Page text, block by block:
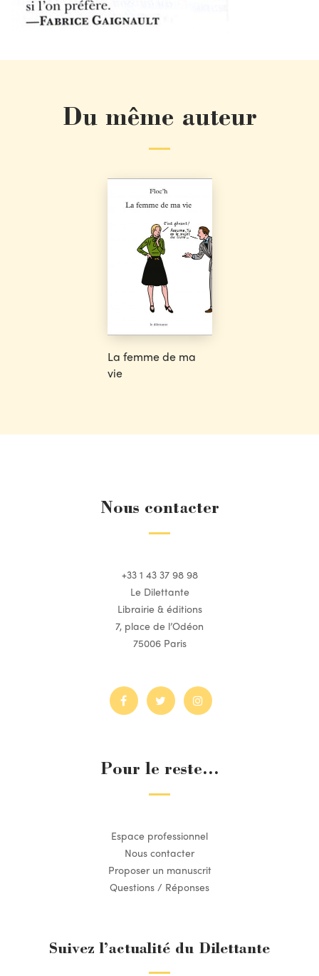
Du même auteur
La femme de ma
vie
Nous contacter
+33 1 43 37 98 98
Le Dilettante
Librairie & éditions
7, place de l’Odéon
75006 Paris
Pour le reste...
Espace professionnel
Nous contacter
Proposer un manuscrit
Questions / Réponses
Suivez l’actualité du Dilettante